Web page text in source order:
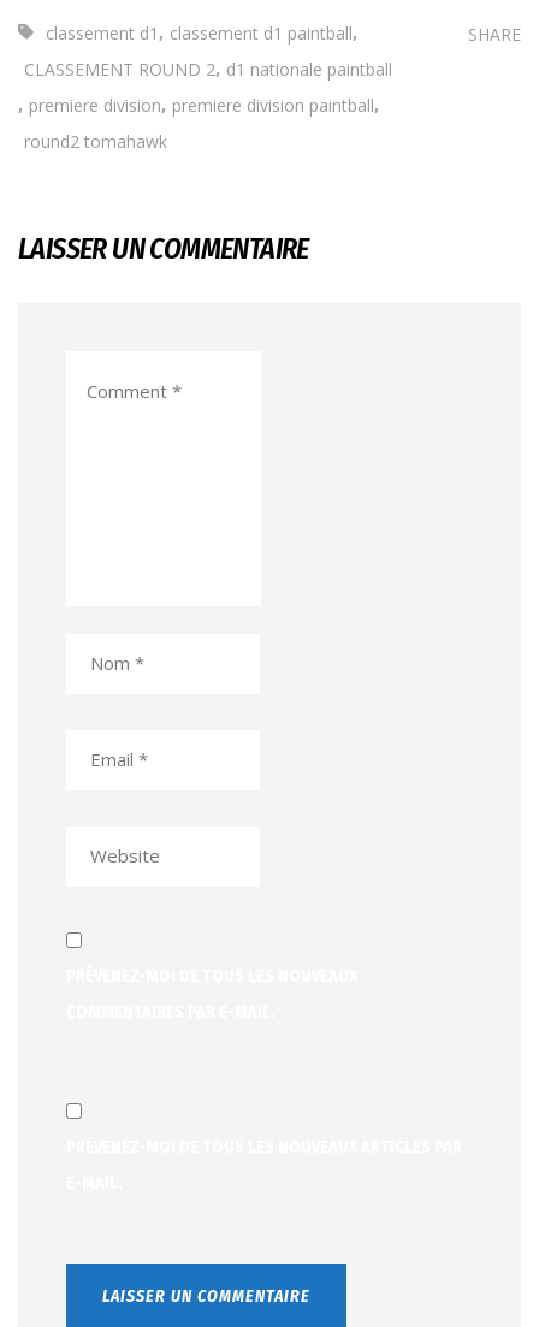
classement d1 , classement d1 paintball,
CLASSEMENT ROUND 2, d1 nationale paintball
, premiere division, premiere division paintball,
round2 tomahawk
SHARE
LAISSER UN COMMENTAIRE